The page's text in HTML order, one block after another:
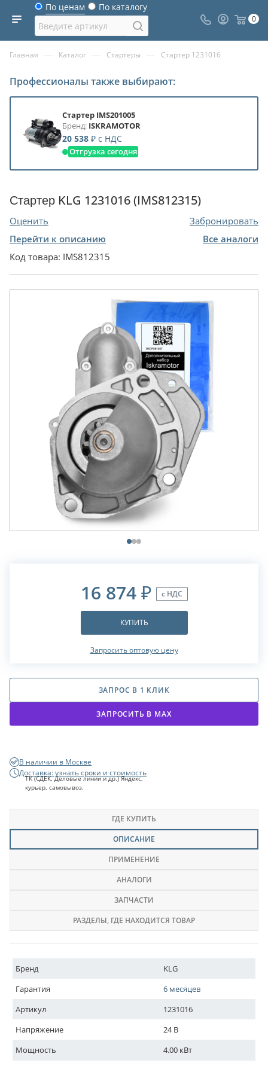
По ценам По каталогу
0
Главная — Каталог — Стартеры — Стартер 1231016
Профессионалы также выбирают:
Стартер IMS201005
Бренд: ISKRAMOTOR
20 538 ₽ с НДС
Отгрузка сегодня
Стартер KLG 1231016 (IMS812315)
Оценить
Забронировать
Перейти к описанию
Все аналоги
Код товара: IMS812315
16 874₽ с НДС
КУПИТЬ
Запросить оптовую цену
ЗАПРОС В 1 КЛИК
ЗАПРОСИТЬ В МАХ
В наличии в Москве
Доставка: узнать сроки и стоимость
ТК (СДЕК, Деловые линии и др.) Яндекс,
курьер, самовывоз.
ГДЕ КУПИТЬ
ОПИСАНИЕ
ПРИМЕНЕНИЕ
АНАЛОГИ
ЗАПЧАСТИ
РАЗДЕЛЫ, ГДЕ НАХОДИТСЯ ТОВАР
Бренд
KLG
Гарантия
6 месяцев
Артикул
1231016
Напряжение
24 В
Мощность
4.00 кВт